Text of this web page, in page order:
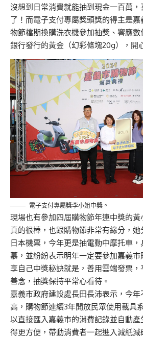
沒想到日常消費就能抽到現金一百萬
了！而電子支付專屬獎頭獎的得主是
物節檔期換購洗衣機參加抽獎、響應
銀行發行的黃金（幻彩條塊20g），開
電子支付專屬獎李小姐中獎。
現場也有參加四屆購物節年連中獎的
真的很棒，也跟購物節非常有緣分，
日本機票，今年更是抽電動中摩托車
慕，並紛紛表示明年一定要參加嘉義
享自己中獎秘訣就是，善用雲端發票
善念，抽獎保持平常心看待。
嘉義市政府建設處長田長沛表示，今
高，購物節連續3年開放民眾使用載具
以直接匯入嘉義市的消費記錄並自動
得更方便，帶動消費者一起進入減紙